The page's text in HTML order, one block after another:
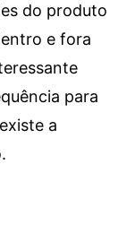
do produto
e fora
para
a